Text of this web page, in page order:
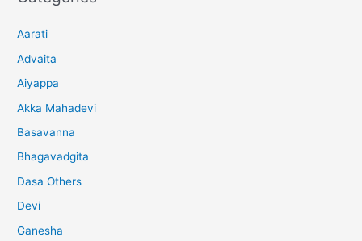
Aarati
Advaita
Aiyappa
Akka Mahadevi
Basavanna
Bhagavadgita
Dasa Others
Devi
Ganesha